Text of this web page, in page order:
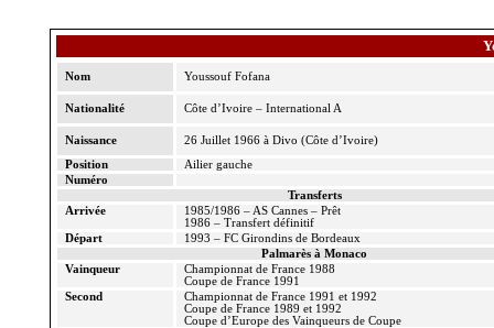
Nom Youssouf Fofana
Nationalité Côte d’Ivoire – International A
Naissance
26 Juillet 1966 à Divo (Côte d’Ivoire)
Position
Ailier gauche
Numéro
Transferts
Arrivée
1985/1986 – AS Cannes – Prêt
1986 – Transfert définitif
Départ
1993 – FC Girondins de Bordeaux
Palmarès à Monaco
Vainqueur
Championnat de France 1988
Coupe de France 1991
Second
Championnat de France 1991 et 1992
Coupe de France 1989 et 1992
Coupe d’Europe des Vainqueurs de Coupe